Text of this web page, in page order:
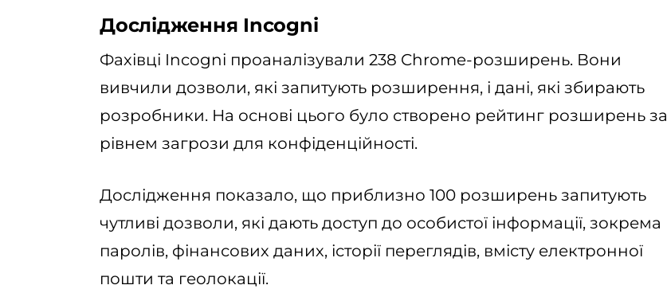
Дослідження Incogni
Фахівці Incogni проаналізували 238 Chrome-розширень. Вони
вивчили дозволи, які запитують розширення, і дані, які збирають
розробники. На основі цього було створено рейтинг розширень за
рівнем загрози для конфіденційності.
Дослідження показало, що приблизно 100 розширень запитують
чутливі дозволи, які дають доступ до особистої інформації, зокрема
паролів, фінансових даних, історії переглядів, вмісту електронної
пошти та геолокації.